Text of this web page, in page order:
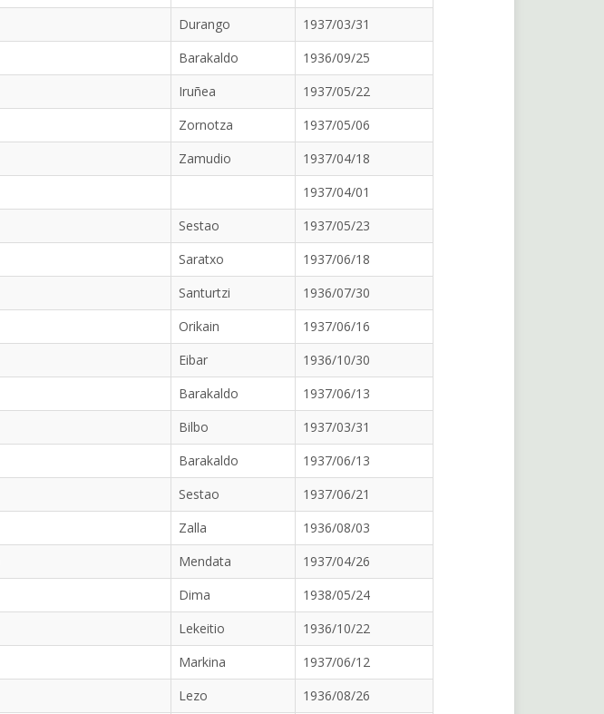
Durango
1937/03/31
Barakaldo
1936/09/25
Iruñea
1937/05/22
Zornotza
1937/05/06
Zamudio
1937/04/18
1937/04/01
Sestao
1937/05/23
Saratxo
1937/06/18
Santurtzi
1936/07/30
Orikain
1937/06/16
Eibar
1936/10/30
Barakaldo
1937/06/13
Bilbo
1937/03/31
Barakaldo
1937/06/13
Sestao
1937/06/21
Zalla
1936/08/03
Mendata
1937/04/26
Dima
1938/05/24
Lekeitio
1936/10/22
Markina
1937/06/12
Lezo 1936/08/26